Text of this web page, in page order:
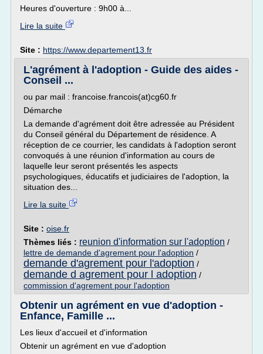
Heures d'ouverture : 9h00 à...
Lire la suite
Site : https://www.departement13.fr
L'agrément à l'adoption - Guide des aides -
Conseil ...
ou par mail : francoise.francois(at)cg60.fr
Démarche
La demande d'agrément doit être adressée au Président
du Conseil général du Département de résidence. A
réception de ce courrier, les candidats à l'adoption seront
convoqués à une réunion d'information au cours de
laquelle leur seront présentés les aspects
psychologiques, éducatifs et judiciaires de l'adoption, la
situation des...
Lire la suite
Site : oise.fr
Thèmes liés : reunion d'information sur l'adoption /
lettre de demande d'agrement pour l'adoption /
demande d'agrement pour l'adoption /
demande d agrement pour l adoption /
commission d'agrement pour l'adoption
Obtenir un agrément en vue d'adoption -
Enfance, Famille ...
Les lieux d'accueil et d'information
Obtenir un agrément en vue d'adoption